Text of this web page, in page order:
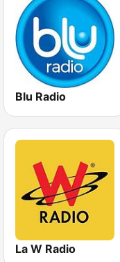
Blu Radio
La W Radio